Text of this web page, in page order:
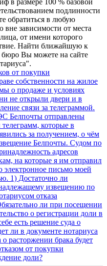
в размере 100 % базовой
подлинности
обратиться в любую
зависимости от места
от имени которого
Найти ближайшую к
Вы можете на сайте
от покупки
собственности на жилое
о продаже и условиях
не открыли двери и в
связи за телеграммой.
Белпочты отправлены
которые в
за получением, о чём
Белпочты. Судом по
адресов
на которые я им отправил
электронное письмо моей
1) Достаточно ли
извещению по
отказа
ли при посещении
о регистрации доли в
есть решение суда о
ли в документе нотариуса
расторжении брака будет
от покупки
доли?